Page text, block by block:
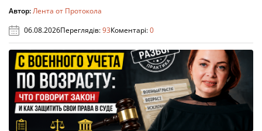
Автор:Лента от Протокола
06.08.2026Переглядів:93Коментарі:0